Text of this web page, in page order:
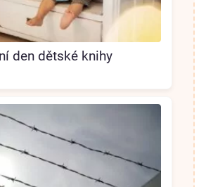
den dětské knihy